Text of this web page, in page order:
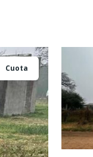
Cuota